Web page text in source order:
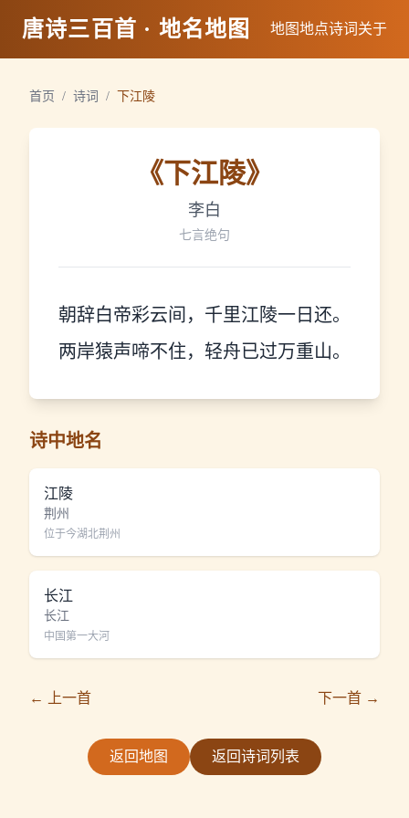
唐诗三百首 · 地名地图 地图地点诗词 关于
首页 / 诗词 / 下江陵
《下江陵》
李白
七言绝句
朝辞白帝彩云间，千里江陵一日还。
两岸猿声啼不住，轻舟已过万重山。
诗中地名
江陵
荆州
位于今湖北荆州
长江
长江
中国第一大河
← 上一首 下一首 →
返回地图 返回诗词列表